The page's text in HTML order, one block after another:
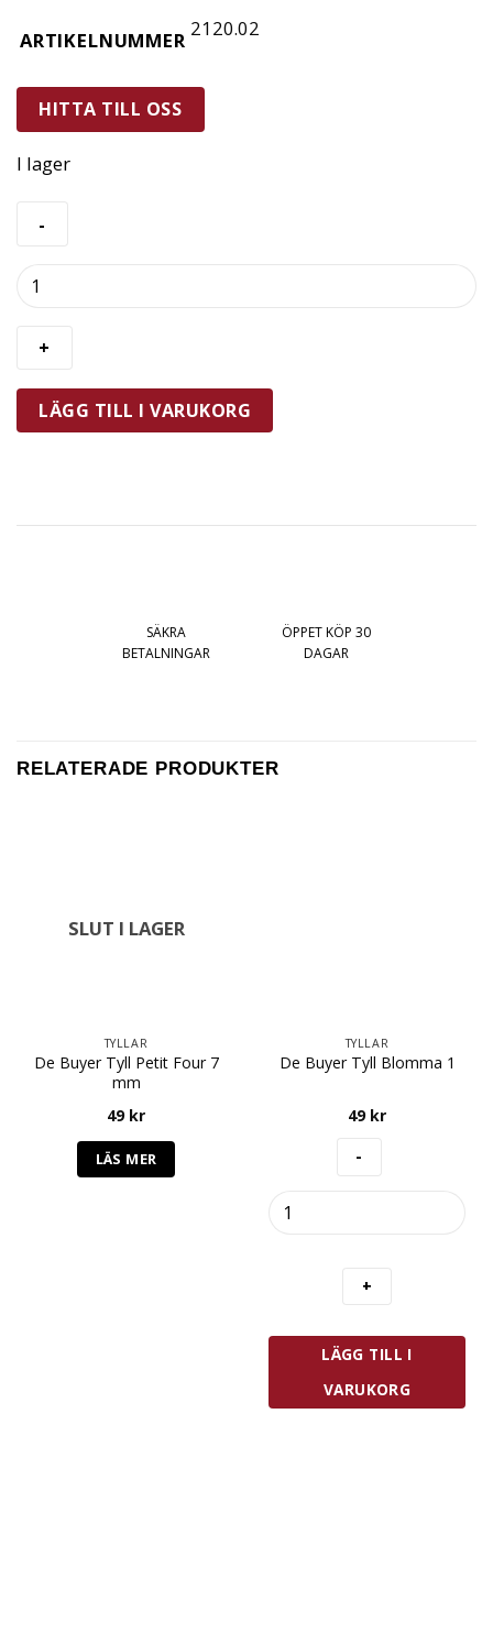
ARTIKELNUMMER 2120.02
HITTA TILL OSS
I lager
De
Buyer
Blomma
mängd
LÄGG TILL I VARUKORG
SÄKRA
BETALNINGAR
ÖPPET KÖP 30
DAGAR
RELATERADE PRODUKTER
SLUT I LAGER
TYLLAR
De Buyer Tyll Petit Four 7
mm
49 kr
LÄS MER
TYLLAR
De Buyer Tyll Blomma 1
49 kr
Buyer
LÄGG TILL I
VARUKORG